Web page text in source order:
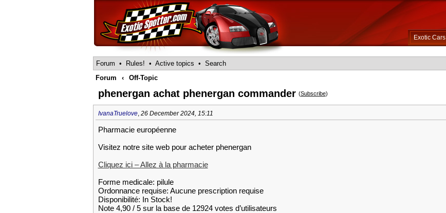
Exotic Cars
Forum • Rules! • Active topics • Search
Forum
‹ Off-Topic
phenergan achat phenergan commander (Subscribe)
IvanaTruelove, 26 December 2024, 15:11
Pharmacie européenne
Visitez notre site web pour acheter phenergan
Cliquez ici – Allez à la pharmacie
Forme medicale: pilule
Ordonnance requise: Aucune prescription requise
Disponibilité: In Stock!
Note 4,90 / 5 sur la base de 12924 votes d’utilisateurs